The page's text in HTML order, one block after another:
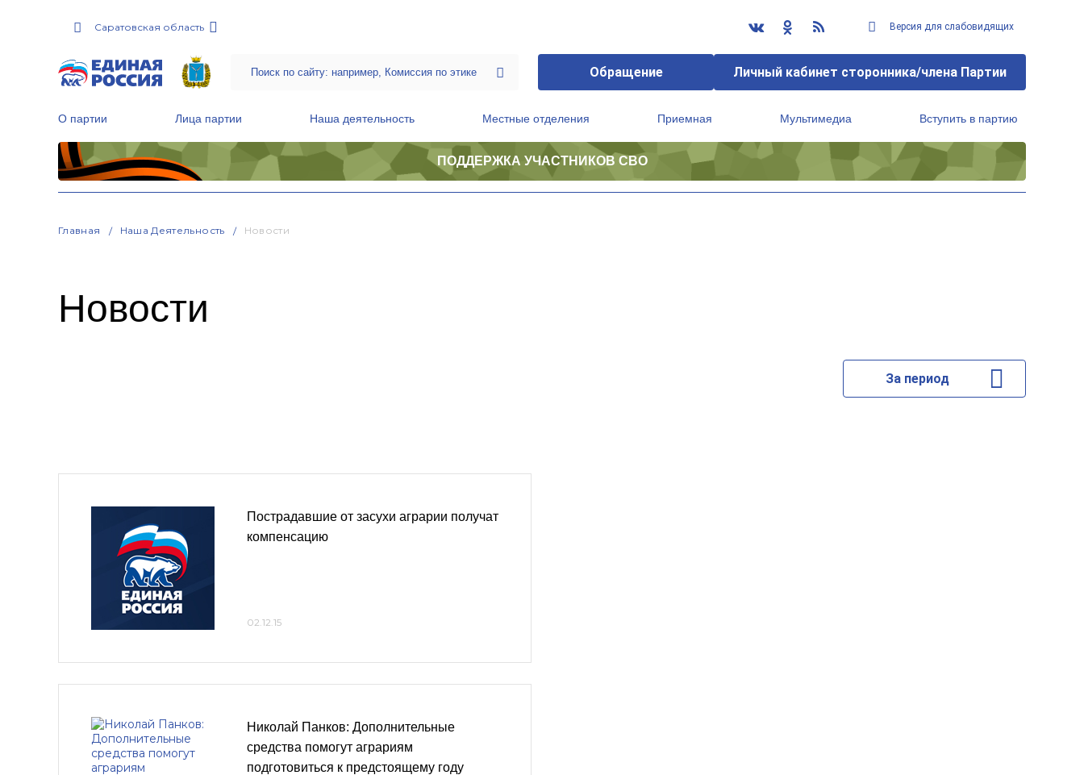
Саратовская область Версия для слабовидящих
Обращение Личный кабинет сторонника/члена Партии
О партии Лица партии Наша деятельность Местные отделения Приемная Мультимедиа Вступить в партию
ПОДДЕРЖКА УЧАСТНИКОВ СВО
Главная Наша Деятельность Новости
Новости
За период
Пострадавшие от засухи аграрии получат
компенсацию
02.12.15
Николай Панков: Дополнительные
средства помогут аграриям
подготовиться к предстоящему году